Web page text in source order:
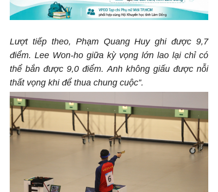
Lượt tiếp theo, Phạm Quang Huy ghi được 9,7
điểm. Lee Won-ho giữa kỳ vọng lớn lao lại chỉ có
thể bắn được 9,0 điểm. Anh không giấu được nỗi
thất vọng khi để thua chung cuộc”.